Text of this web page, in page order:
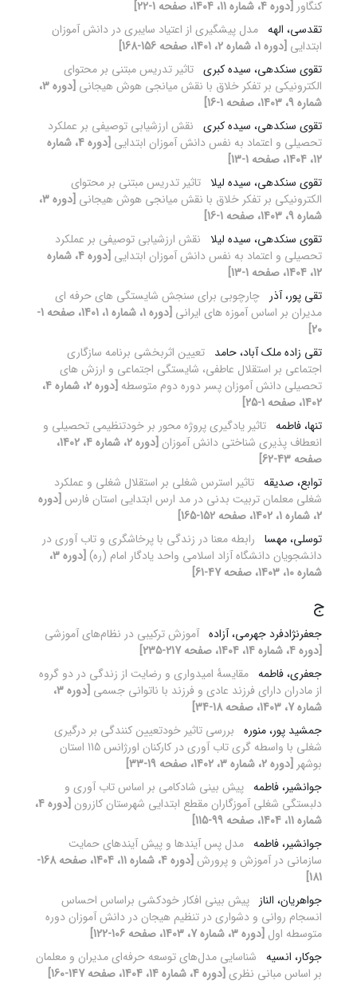
کنگاور [دوره 4، شماره 11، 1404، صفحه 1-22]
تقدسی، الهه مدل پیشگیری از اعتیاد سایبری در دانش آموزان
ابتدایی [دوره 1، شماره 2، 1401، صفحه 156-168]
تقوی سنکدهی، سیده کبری تاثیر تدریس مبتنی بر محتوای
الکترونیکی بر تفکر خلاق با نقش میانجی هوش هیجانی
[دوره 3،
شماره 9، 1403، صفحه 1-16]
تقوی سنکدهی، سیده کبری نقش ارزشیابی توصیفی بر عملکرد
تحصیلی و اعتماد به نفس دانش آموزان ابتدایی
[دوره 4، شماره
12، 1404، صفحه 1-13]
تقوی سنکدهی، سیده لیلا تاثیر تدریس مبتنی بر محتوای
الکترونیکی بر تفکر خلاق با نقش میانجی هوش هیجانی
[دوره 3،
شماره 9، 1403، صفحه 1-16]
تقوی سنکدهی، سیده لیلا نقش ارزشیابی توصیفی بر عملکرد
تحصیلی و اعتماد به نفس دانش آموزان ابتدایی
[دوره 4، شماره
12، 1404، صفحه 1-13]
تقی پور، آذر چارچوبی برای سنجش شایستگی های حرفه ای
مدیران بر اساس آموزه های ایرانی
[دوره 1، شماره 1، 1401، صفحه 1-
20]
تقی زاده ملک آباد، حامد تعیین اثربخشی برنامه سازگاری
اجتماعی بر استقلال عاطفی، شایستگی اجتماعی و ارزش های
تحصیلی دانش آموزان پسر دوره دوم متوسطه
[دوره 2، شماره 4،
1402، صفحه 1-25]
تنها، فاطمه تاثیر یادگیری پروژه محور بر خودتنظیمی تحصیلی و
انعطاف پذیری شناختی دانش آموزان
[دوره 2، شماره 4، 1402،
صفحه 43-62]
توابع، صدیقه تاثیر استرس شغلی بر استقلال شغلی و عملکرد
شغلی معلمان تربیت بدنی در مد ارس ابتدایی استان فارس [دوره
2، شماره 1، 1402، صفحه 152-165]
توسلی، مهسا رابطه معنا در زندگی با پرخاشگری و تاب‏ آوری در
دانشجویان دانشگاه آزاد اسلامی واحد یادگار امام (ره)
[دوره 3،
شماره 10، 1403، صفحه 47-61]
ج
جعفرنژادفرد جهرمی، آزاده آموزش ترکیبی در نظام‌های آموزشی
[دوره 4، شماره 14، 1404، صفحه 217-235]
جعفری، فاطمه مقایسۀ امیدواری و رضایت از زندگی در دو گروه
از مادران دارای فرزند عادی و فرزند با ناتوانی جسمی
[دوره 3،
شماره 7، 1403، صفحه 18-34]
جمشید پور، منوره بررسی تاثیر خودتعیین کنندگی بر درگیری
شغلی با واسطه گری تاب آوری در کارکنان اورژانس 115 استان
بوشهر [دوره 2، شماره 3، 1402، صفحه 19-33]
جوانشیر، فاطمه پیش بینی شادکامی بر اساس تاب آوری و
دلبستگی شغلی آموزگاران مقطع ابتدایی شهرستان کازرون
[دوره 4،
شماره 11، 1404، صفحه 99-115]
جوانشیر، فاطمه مدل پس آیندها و پیش آیندهای حمایت
سازمانی در آموزش و پرورش
[دوره 4، شماره 11، 1404، صفحه 168-
181]
جواهریان، الناز پیش ‏بینی افکار خودکشی براساس احساس
انسجام روانی و دشواری در تنظیم هیجان در دانش ‏آموزان دوره
متوسطه اول [دوره 3، شماره 7، 1403، صفحه 106-122]
جوکار، انسیه شناسایی مدل‌های توسعه حرفه‌ای مدیران و معلمان
بر اساس مبانی نظری [دوره 4، شماره 14، 1404، صفحه 147-160]